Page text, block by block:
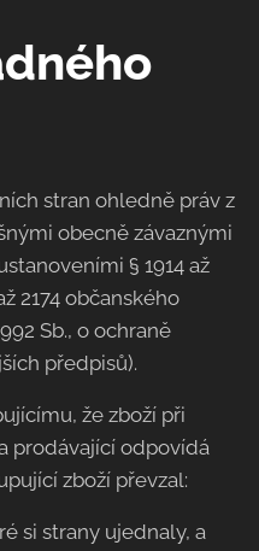
stran ohledně práv z
obecně závaznými
§ 1914 až
2174 občanského
Sb., o ochraně
předpisů).
že zboží při
prodávající odpovídá
zboží převzal:
si strany ujednaly, a